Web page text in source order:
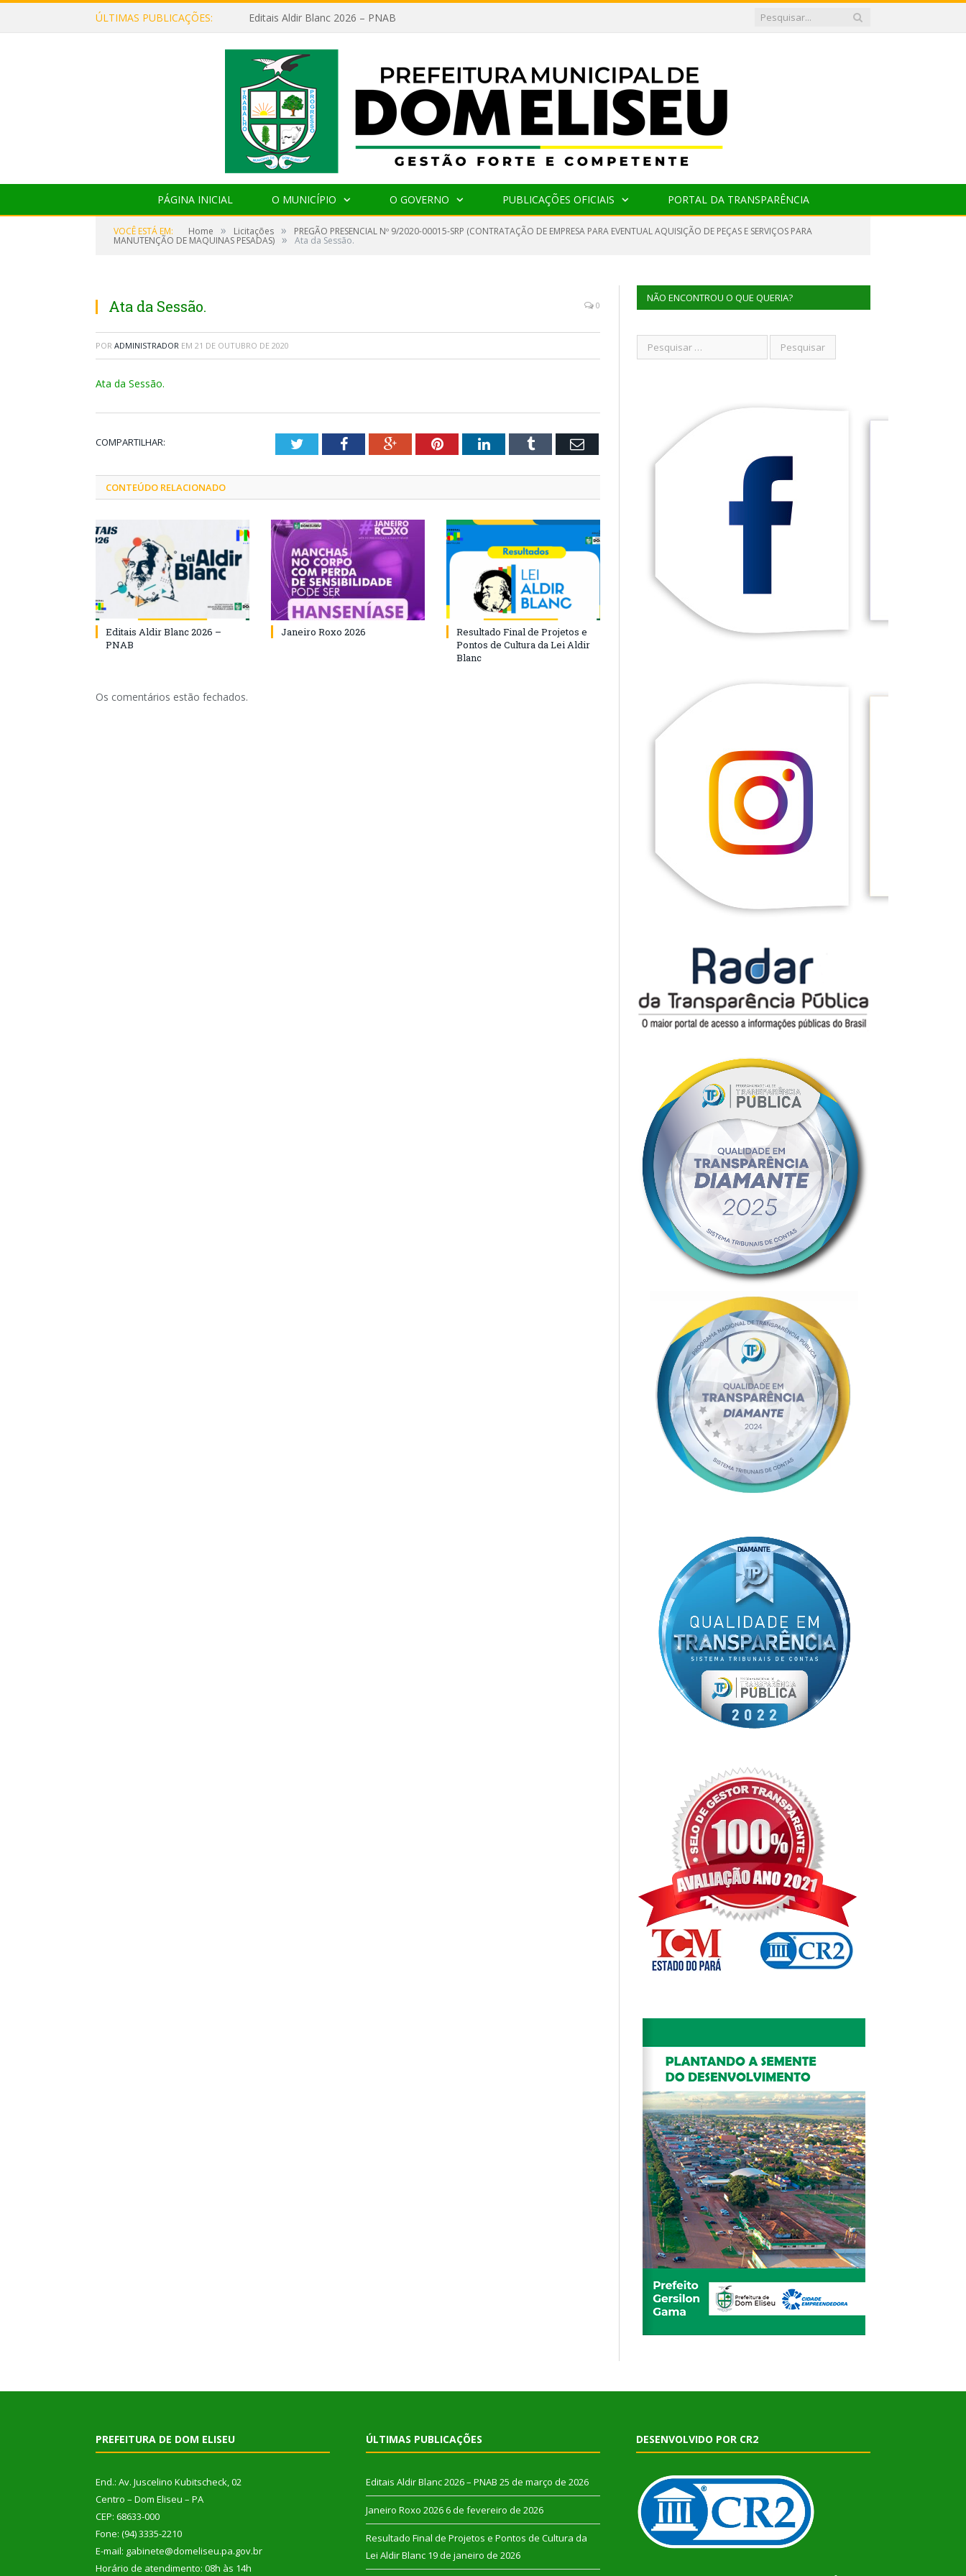
ÚLTIMAS PUBLICAÇÕES: Editais Aldir Blanc 2026 – PNAB
PÁGINA INICIAL O MUNICÍPIO O GOVERNO PUBLICAÇÕES OFICIAIS PORTAL DA TRANSPARÊNCIA
VOCÊ ESTÁ EM: Home » Licitações » PREGÃO PRESENCIAL Nº 9/2020-00015-SRP (CONTRATAÇÃO DE EMPRESA PARA EVENTUAL AQUISIÇÃO DE PEÇAS E SERVIÇOS PARA
MANUTENÇÃO DE MAQUINAS PESADAS) » Ata da Sessão.
Ata da Sessão. 0
POR ADMINISTRADOR EM 21 DE OUTUBRO DE 2020
Ata da Sessão.
COMPARTILHAR: TwitterFacebookGoogle+PinterestLinkedInTumblr Email
CONTEÚDO RELACIONADO
Editais Aldir Blanc 2026 –
PNAB
Janeiro Roxo 2026
Resultado Final de Projetos e
Pontos de Cultura da Lei Aldir
Blanc
Os comentários estão fechados.
NÃO ENCONTROU O QUE QUERIA?
PREFEITURA DE DOM ELISEU
End.: Av. Juscelino Kubitscheck, 02
Centro – Dom Eliseu – PA
CEP: 68633-000
Fone: (94) 3335-2210
E-mail: gabinete@domeliseu.pa.gov.br
Horário de atendimento: 08h às 14h
ÚLTIMAS PUBLICAÇÕES
Editais Aldir Blanc 2026 – PNAB 25 de março de 2026
Janeiro Roxo 2026 6 de fevereiro de 2026
Resultado Final de Projetos e Pontos de Cultura da
Lei Aldir Blanc 19 de janeiro de 2026
DESENVOLVIDO POR CR2